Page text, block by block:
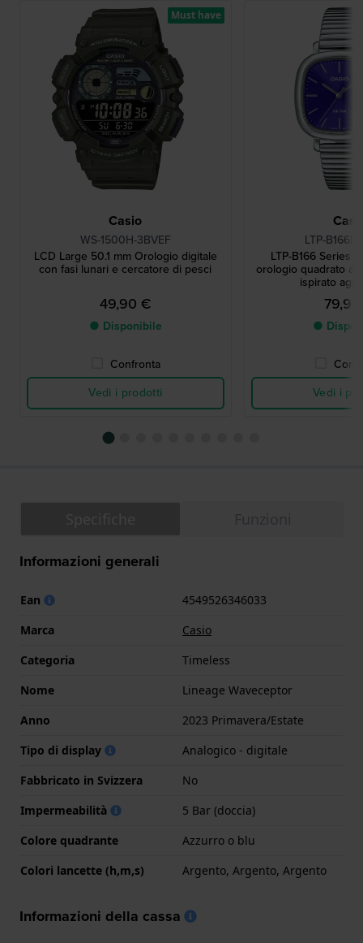
Casio
WS-1500H-3BVEF
LCD Large 50.1 mm Orologio digitale
con fasi lunari e cercatore di pesci
49,90 €
● Disponibile
Confronta
Vedi i prodotti
Must have
LTP-
LTP-B166 Series
orologio quadrato al
ispirato agli
●
Vedi i
Informazioni generali
Ean
4549526346033
Marca
Casio
Categoria
Timeless
Nome
Lineage Waveceptor
Anno
2023 Primavera/Estate
Tipo di display
Analogico - digitale
Fabbricato in Svizzera
No
Impermeabilità
5 Bar (doccia)
Colore quadrante
Azzurro o blu
Colori lancette (h,m,s)
Argento, Argento, Argento
Informazioni della cassa